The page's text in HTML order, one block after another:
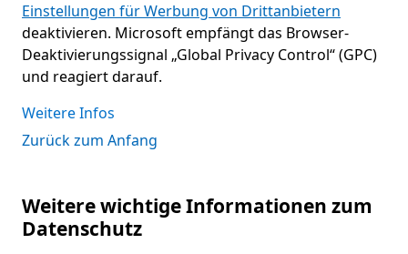
Einstellungen für Werbung von Drittanbietern
deaktivieren. Microsoft empfängt das Browser-
Deaktivierungssignal „Global Privacy Control“ (GPC)
und reagiert darauf.
Weitere Infos
Zurück zum Anfang
Weitere wichtige Informationen zum
Datenschutz